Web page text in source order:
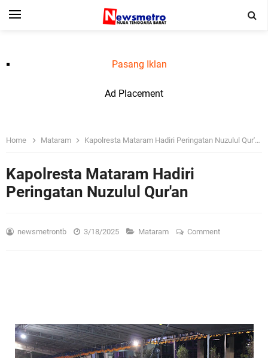
Pasang Iklan
Ad Placement
Home Mataram Kapolresta Mataram Hadiri Peringatan Nuzulul Qur'an
Kapolresta Mataram Hadiri
Peringatan Nuzulul Qur'an
newsmetrontb 3/18/2025 Mataram Comment